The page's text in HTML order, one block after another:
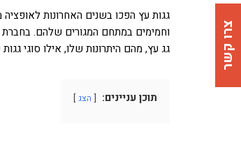
גגות עץ הפכו בשנים האחרונות
וחמימים במתחם המגורים שלהם. בחברת
גג עץ, מהם היתרונות שלו, אילו סוגי
תוכן עניינים: הצג
צרו קשר